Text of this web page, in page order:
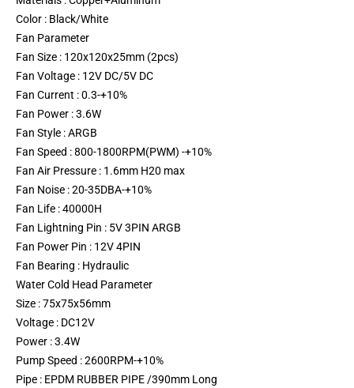
Color : Black/White
Fan Parameter
Fan Size : 120x120x25mm (2pcs)
Fan Voltage : 12V DC/5V DC
Fan Current : 0.3-+10%
Fan Power : 3.6W
Fan Style : ARGB
Fan Speed : 800-1800RPM(PWM) -+10%
Fan Air Pressure : 1.6mm H20 max
Fan Noise : 20-35DBA-+10%
Fan Life : 40000H
Fan Lightning Pin : 5V 3PIN ARGB
Fan Power Pin : 12V 4PIN
Fan Bearing : Hydraulic
Water Cold Head Parameter
Size : 75x75x56mm
Voltage : DC12V
Power : 3.4W
Pump Speed : 2600RPM-+10%
Pipe : EPDM RUBBER PIPE /390mm Long